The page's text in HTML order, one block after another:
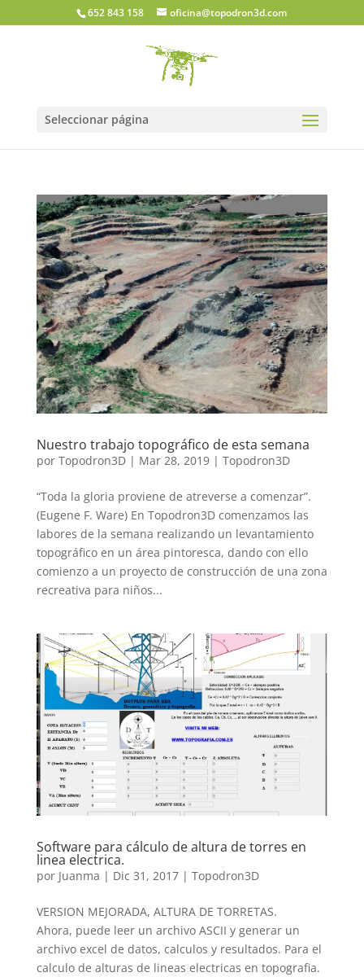
652 843 158 oficina@topodron3d.com
Seleccionar página
Nuestro trabajo topográfico de esta semana
por Topodron3D| Mar 28, 2019| Topodron3D
“Toda la gloria proviene de atreverse a comenzar”.
(Eugene F. Ware) En Topodron3D comenzamos las
labores de la semana realizando un levantamiento
topográfico en un área pintoresca, dando con ello
comienzo a un proyecto de construcción de una zona
recreativa para niños...
Software para cálculo de altura de torres en
linea electrica.
por Juanma | Dic 31, 2017| Topodron3D
VERSION MEJORADA, ALTURA DE TORRETAS.
Ahora, puede leer un archivo ASCII y generar un
archivo excel de datos, calculos y resultados. Para el
calculo de alturas de lineas electricas en topografia.